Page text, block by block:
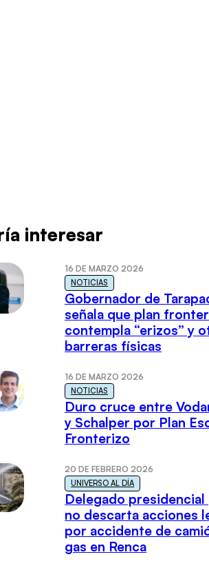
interesar
16 DE MARZO 2026
NOTICIAS
Gobernador de
señala que plan
contempla “erizos” y
barreras físicas
16 DE MARZO 2026
NOTICIAS
Duro cruce entre
y Schalper por Plan
Fronterizo
20 DE FEBRERO 2026
UNIVERSO AL DÍA
Delegado presidencial
no descarta acciones
por accidente de
gas en Renca